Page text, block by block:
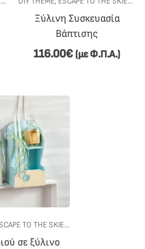
Ξύλινη Συσκευασία
Βάπτισης
116.00€ (με Φ.Π.Α.)
TO THE SKIES ,
σε ξύλινο